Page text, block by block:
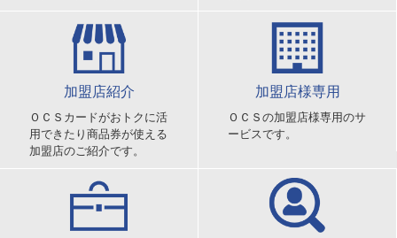
加盟店紹介
ＯＣＳカードがおトクに活
用できたり商品券が使える
加盟店のご紹介です。
加盟店様専用
ＯＣＳの加盟店様専用のサ
ービスです。